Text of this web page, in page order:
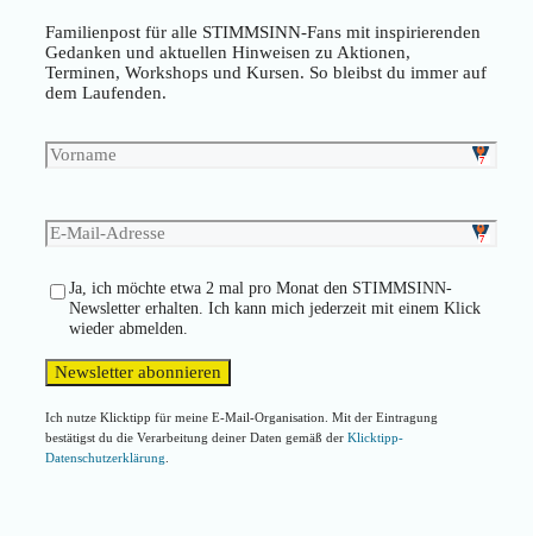
Familienpost für alle STIMMSINN-Fans mit inspirierenden
Gedanken und aktuellen Hinweisen zu Aktionen,
Terminen, Workshops und Kursen. So bleibst du immer auf
dem Laufenden.
Ja, ich möchte etwa 2 mal pro Monat den STIMMSINN-
Newsletter erhalten. Ich kann mich jederzeit mit einem Klick
wieder abmelden.
Ich nutze Klicktipp für meine E-Mail-Organisation. Mit der Eintragung
bestätigst du die Verarbeitung deiner Daten gemäß der Klicktipp-
Datenschutzerklärung